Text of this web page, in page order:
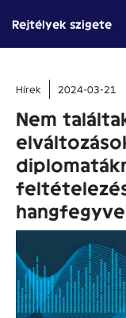
tartalomba
Rejtélyek szigete
Hírek 2024-03-21
Nem